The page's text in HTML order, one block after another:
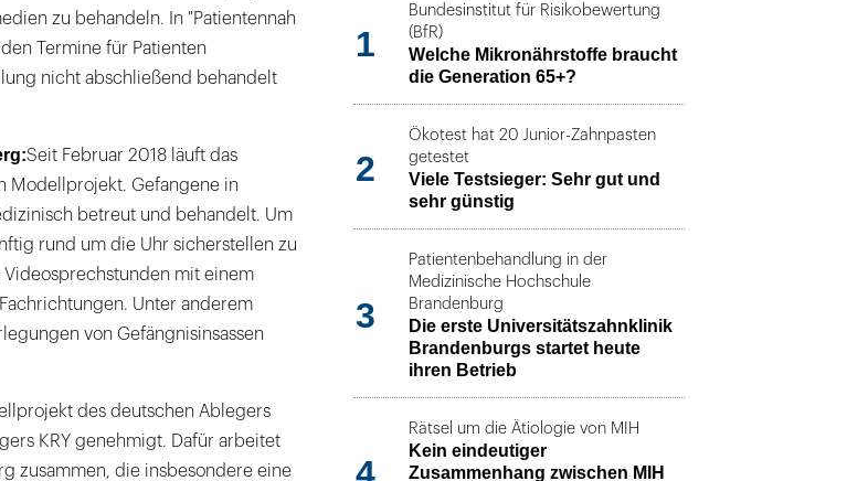
zu behandeln. In "Patientennah
Termine für Patienten
nicht abschließend behandelt
Seit Februar 2018 läuft das
Modellprojekt. Gefangene in
betreut und behandelt. Um
rund um die Uhr sicherstellen zu
mit einem
Unter anderem
von Gefängnisinsassen
des deutschen Ablegers
KRY genehmigt. Dafür arbeitet
zusammen, die insbesondere eine
1
Bundesinstitut für Risikobewertung
(BfR)
Welche Mikronährstoffe braucht
die Generation 65+?
2
Ökotest hat 20 Junior-Zahnpasten
getestet
Viele Testsieger: Sehr gut und
sehr günstig
3
Patientenbehandlung in der
Medizinische Hochschule
Brandenburg
Die erste Universitätszahnklinik
Brandenburgs startet heute
ihren Betrieb
4
Rätsel um die Ätiologie von MIH
Kein eindeutiger
Zusammenhang zwischen MIH